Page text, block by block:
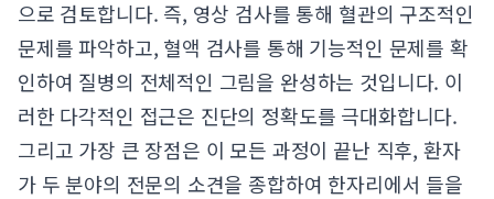
으로 검토합니다. 즉, 영상 검사를 통해 혈관의 구조적인
문제를 파악하고, 혈액 검사를 통해 기능적인 문제를 확
인하여 질병의 전체적인 그림을 완성하는 것입니다. 이
러한 다각적인 접근은 진단의 정확도를 극대화합니다.
그리고 가장 큰 장점은 이 모든 과정이 끝난 직후, 환자
가 두 분야의 전문의 소견을 종합하여 한자리에서 들을